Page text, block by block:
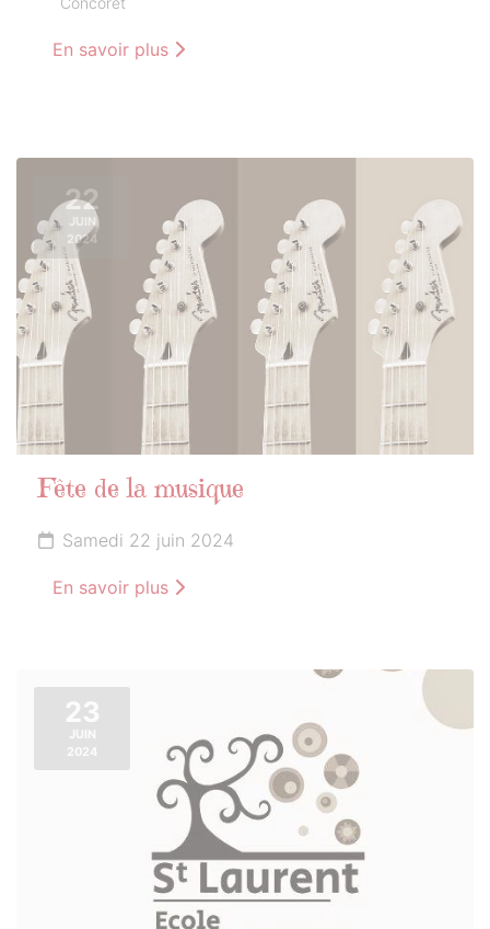
En savoir plus
22
JUIN
2024
Fête de la musique
Samedi 22 juin 2024
En savoir plus
23
JUIN
2024